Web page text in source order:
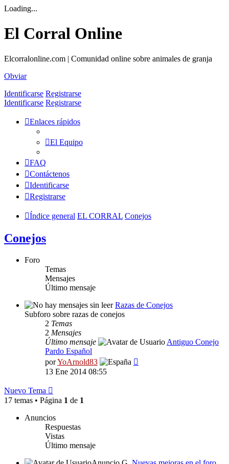
Loading...
El Corral Online
Elcorralonline.com | Comunidad online sobre animales de granja
Obviar
Identificarse Registrarse
Identificarse Registrarse
Enlaces rápidos
El Equipo
FAQ
Contáctenos
Identificarse
Registrarse
Índice general EL CORRAL Conejos
Conejos
Foro
Temas
Mensajes
Último mensaje
Razas de Conejos
Subforo sobre razas de conejos
2 Temas
2 Mensajes
Último mensaje
Antiguo Conejo
Pardo Español
porYoArnold83
13 Ene 2014 08:55
Nuevo Tema
17 temas • Página 1 de 1
Anuncios
Respuestas
Vistas
Último mensaje